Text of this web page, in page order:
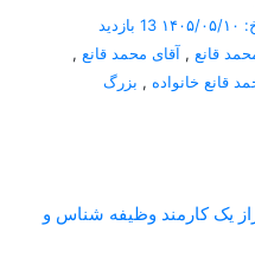
۱۰
13 بازدید
قانع , آقای محمد قانع ,
قانع خانواده , بزرگ
یک کارمند وظیفه شناس و